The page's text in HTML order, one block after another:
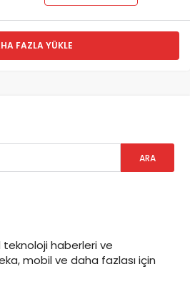
FAZLA YÜKLE
teknoloji haberleri ve
mobil ve daha fazlası için